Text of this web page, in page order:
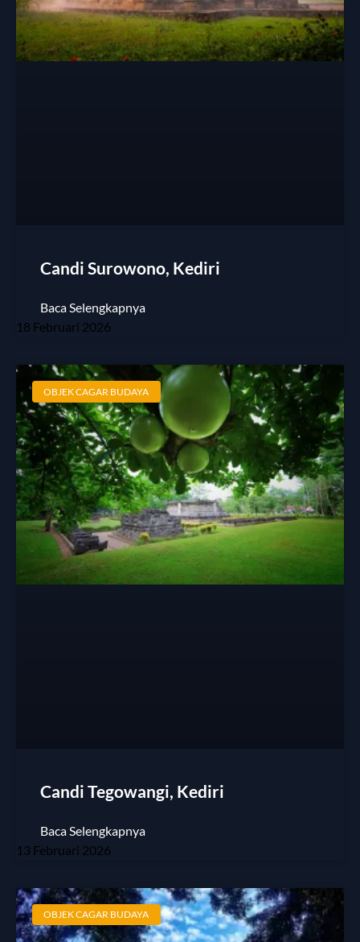
Candi Surowono, Kediri
Baca Selengkapnya
18 Februari 2026
OBJEK CAGAR BUDAYA
Candi Tegowangi, Kediri
Baca Selengkapnya
13 Februari 2026
OBJEK CAGAR BUDAYA